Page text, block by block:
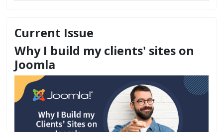
Current Issue
Why I build my clients' sites on
Joomla